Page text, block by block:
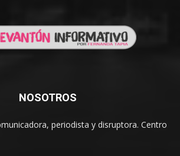
NOSOTROS
periodista y disruptora. Centro